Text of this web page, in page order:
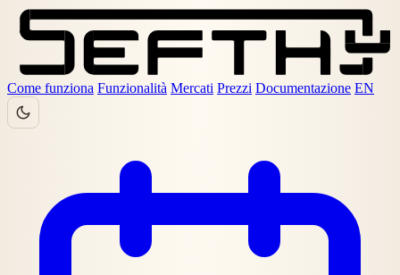
Come funziona Funzionalità Mercati Prezzi Documentazione EN